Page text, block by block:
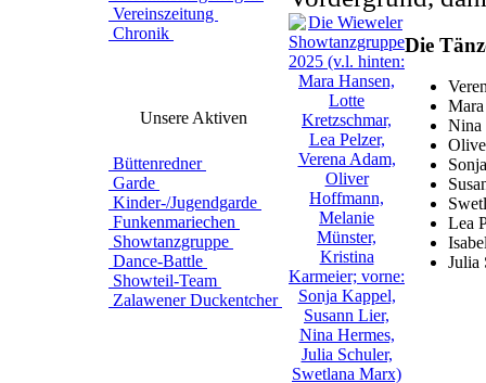
Vereinszeitung
Chronik
Unsere Aktiven
Büttenredner
Garde
Kinder-/Jugendgarde
Funkenmariechen
Showtanzgruppe
Dance-Battle
Showteil-Team
Zalawener Duckentcher
Die
Nina
Lea
Julia